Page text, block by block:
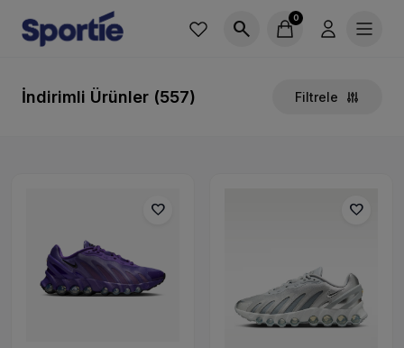
search 0
İndirimli Ürünler (557) Filtrele
favorite favorite